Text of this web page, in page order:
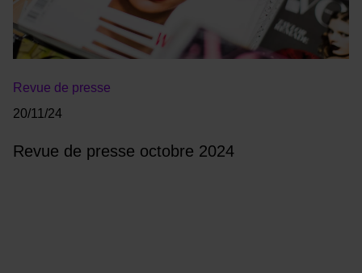
Revue de presse
20/11/24
Revue de presse octobre 2024